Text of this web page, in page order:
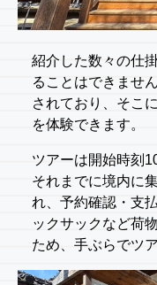
紹介した数々の仕
ることはできませ
されており、そこ
を体験できます。
ツアーは開始時刻
それまでに境内に
れ、予約確認・支
ックサックなど荷
ため、手ぶらでツ